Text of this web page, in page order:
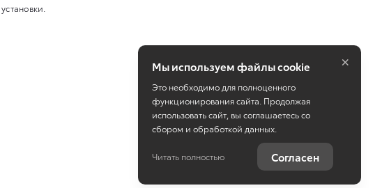
Работает на технологияхTradeDealer
Мы используем файлы cookie
Это необходимо для полноценного
функционирования сайта. Продолжая
использовать сайт, вы соглашаетесь со
сбором и обработкой данных.
Читать полностью Согласен
×